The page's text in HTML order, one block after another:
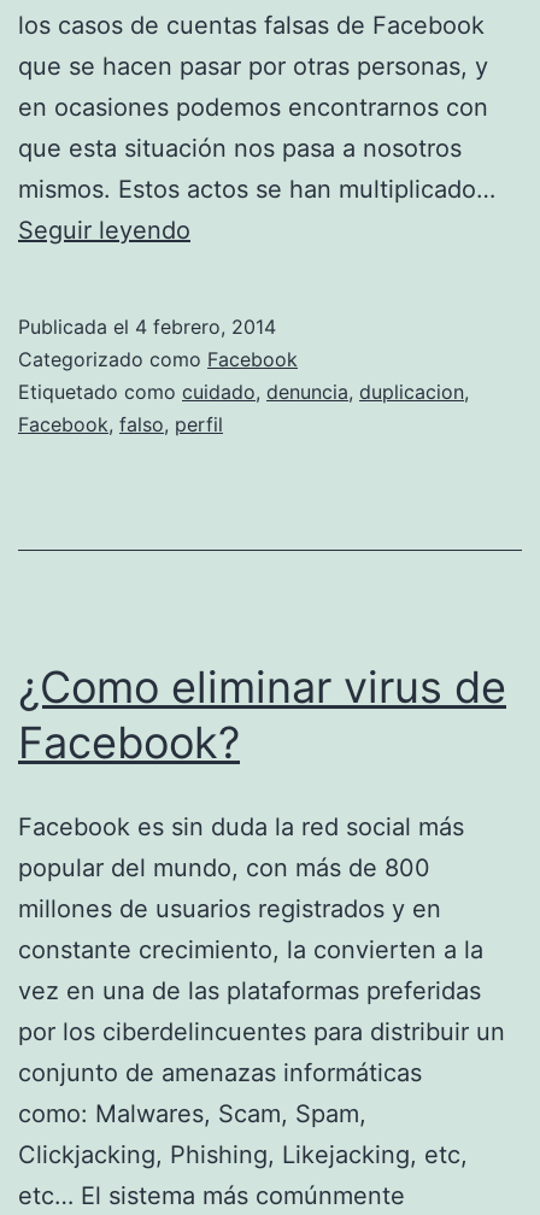
los casos de cuentas falsas de Facebook
que se hacen pasar por otras personas, y
en ocasiones podemos encontrarnos con
que esta situación nos pasa a nosotros
mismos. Estos actos se han multiplicado…
Seguir leyendo
alguien
ha
creado
falso
nombre
y
fotos
Publicada el 4 febrero, 2014
Categorizado como Facebook
Etiquetado como cuidado, denuncia, duplicacion,
Facebook, falso, perfil
¿Como eliminar virus de
Facebook?
Facebook es sin duda la red social más
popular del mundo, con más de 800
millones de usuarios registrados y en
constante crecimiento, la convierten a la
vez en una de las plataformas preferidas
por los ciberdelincuentes para distribuir un
conjunto de amenazas informáticas
como: Malwares, Scam, Spam,
Clickjacking, Phishing, Likejacking, etc,
etc… El sistema más comúnmente